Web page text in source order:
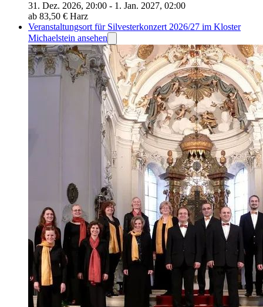
31. Dez. 2026, 20:00 - 1. Jan. 2027, 02:00
ab 83,50 € Harz
Veranstaltungsort für Silvesterkonzert 2026/27 im Kloster
Michaelstein ansehen